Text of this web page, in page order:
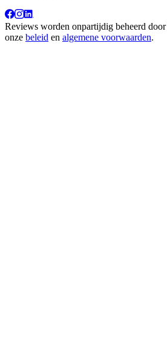
Reviews worden onpartijdig beheerd door
onze beleid en algemene voorwaarden.